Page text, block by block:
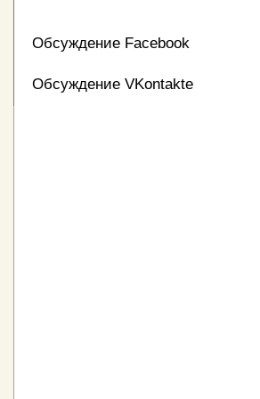
Обсуждение Facebook
Обсуждение VKontakte